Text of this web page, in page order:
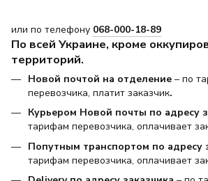
или по телефону 068-000-18-89
По всей Украине, кроме
территорий.
Новой почтой на отделение – по
перевозчика, платит заказчик.
Курьером Новой почты по адресу
тарифам перевозчика, оплачивает
Попутным транспортом по адресу
тарифам перевозчика, оплачивает